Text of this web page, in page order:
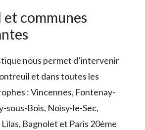
communes
nous permet d’intervenir
et dans toutes les
: Vincennes, Fontenay-
sous-Bois, Noisy-le-Sec,
Bagnolet et Paris 20ème